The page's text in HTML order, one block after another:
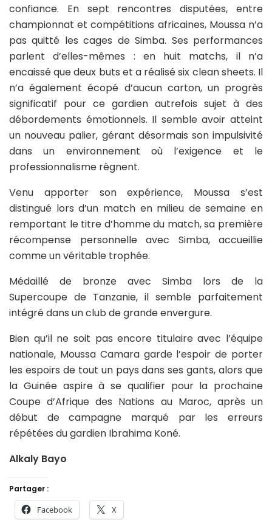
confiance. En sept rencontres disputées, entre
championnat et compétitions africaines, Moussa n’a
pas quitté les cages de Simba. Ses performances
parlent d’elles-mêmes : en huit matchs, il n’a
encaissé que deux buts et a réalisé six clean sheets. Il
n’a également écopé d’aucun carton, un progrès
significatif pour ce gardien autrefois sujet à des
débordements émotionnels. Il semble avoir atteint
un nouveau palier, gérant désormais son impulsivité
dans un environnement où l’exigence et le
professionnalisme règnent.
Venu apporter son expérience, Moussa s’est
distingué lors d’un match en milieu de semaine en
remportant le titre d’homme du match, sa première
récompense personnelle avec Simba, accueillie
comme un véritable trophée.
Médaillé de bronze avec Simba lors de la
Supercoupe de Tanzanie, il semble parfaitement
intégré dans un club de grande envergure.
Bien qu’il ne soit pas encore titulaire avec l’équipe
nationale, Moussa Camara garde l’espoir de porter
les espoirs de tout un pays dans ses gants, alors que
la Guinée aspire à se qualifier pour la prochaine
Coupe d’Afrique des Nations au Maroc, après un
début de campagne marqué par les erreurs
répétées du gardien Ibrahima Koné.
Alkaly Bayo
Partager :
Facebook X